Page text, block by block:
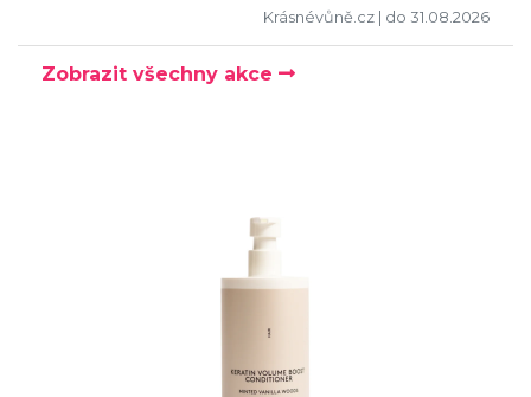
Krásnévůně.cz | do 31.08.2026
Zobrazit všechny akce